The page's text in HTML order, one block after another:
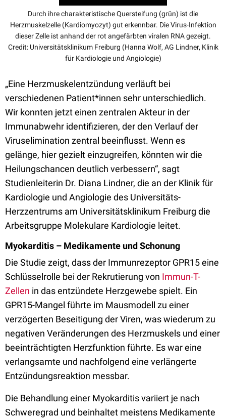
Durch ihre charakteristische Quersteifung (grün) ist die
Herzmuskelzelle (Kardiomyozyt) gut erkennbar. Die Virus-Infektion
dieser Zelle ist anhand der rot angefärbten viralen RNA gezeigt.
Credit: Universitätsklinikum Freiburg (Hanna Wolf, AG Lindner, Klinik
für Kardiologie und Angiologie)
„Eine Herzmuskelentzündung verläuft bei
verschiedenen Patient*innen sehr unterschiedlich.
Wir konnten jetzt einen zentralen Akteur in der
Immunabwehr identifizieren, der den Verlauf der
Viruselimination zentral beeinflusst. Wenn es
gelänge, hier gezielt einzugreifen, könnten wir die
Heilungschancen deutlich verbessern“, sagt
Studienleiterin Dr. Diana Lindner, die an der Klinik für
Kardiologie und Angiologie des Universitäts-
Herzzentrums am Universitätsklinikum Freiburg die
Arbeitsgruppe Molekulare Kardiologie leitet.
Myokarditis – Medikamente und Schonung
Die Studie zeigt, dass der Immunrezeptor GPR15 eine
Schlüsselrolle bei der Rekrutierung von Immun-T-
Zellen in das entzündete Herzgewebe spielt. Ein
GPR15-Mangel führte im Mausmodell zu einer
verzögerten Beseitigung der Viren, was wiederum zu
negativen Veränderungen des Herzmuskels und einer
beeinträchtigten Herzfunktion führte. Es war eine
verlangsamte und nachfolgend eine verlängerte
Entzündungsreaktion messbar.
Die Behandlung einer Myokarditis variiert je nach
Schweregrad und beinhaltet meistens Medikamente